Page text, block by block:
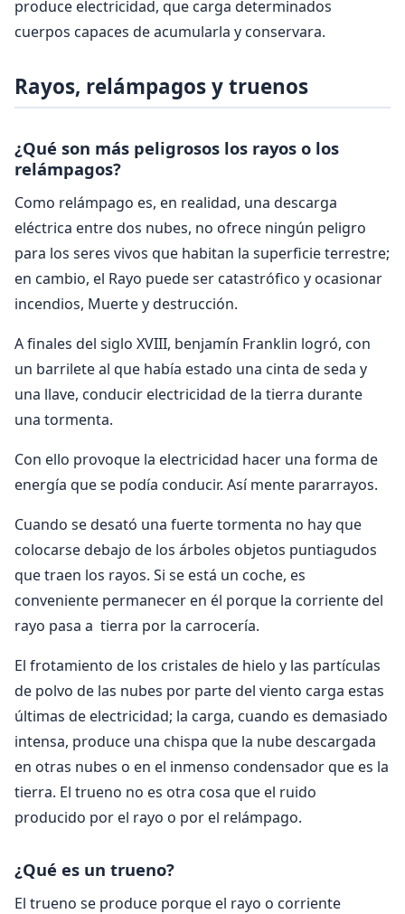
produce electricidad, que carga determinados
cuerpos capaces de acumularla y conservara.
Rayos, relámpagos y truenos
¿Qué son más peligrosos los rayos o los
relámpagos?
Como relámpago es, en realidad, una descarga
eléctrica entre dos nubes, no ofrece ningún peligro
para los seres vivos que habitan la superficie terrestre;
en cambio, el Rayo puede ser catastrófico y ocasionar
incendios, Muerte y destrucción.
A finales del siglo XVIII, benjamín Franklin logró, con
un barrilete al que había estado una cinta de seda y
una llave, conducir electricidad de la tierra durante
una tormenta.
Con ello provoque la electricidad hacer una forma de
energía que se podía conducir. Así mente pararrayos.
Cuando se desató una fuerte tormenta no hay que
colocarse debajo de los árboles objetos puntiagudos
que traen los rayos. Si se está un coche, es
conveniente permanecer en él porque la corriente del
rayo pasa a tierra por la carrocería.
El frotamiento de los cristales de hielo y las partículas
de polvo de las nubes por parte del viento carga estas
últimas de electricidad; la carga, cuando es demasiado
intensa, produce una chispa que la nube descargada
en otras nubes o en el inmenso condensador que es la
tierra. El trueno no es otra cosa que el ruido
producido por el rayo o por el relámpago.
¿Qué es un trueno?
El trueno se produce porque el rayo o corriente